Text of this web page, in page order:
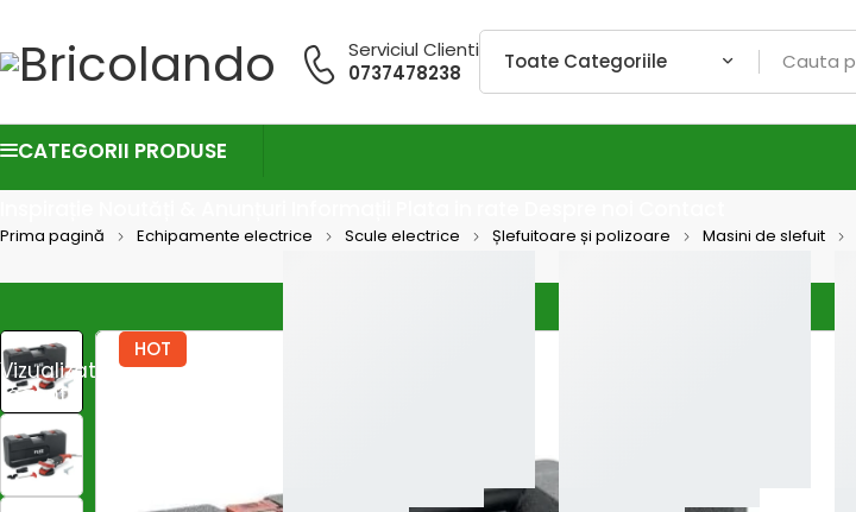
Serviciul Clienti
0737478238
CATEGORII PRODUSE
Vizualizate
recent
Prima pagină Echipamente electrice Scule electrice Șlefuitoare și polizoare Masini de slefuit
HOT